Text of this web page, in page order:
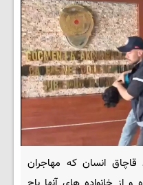
انسان که مهاجران